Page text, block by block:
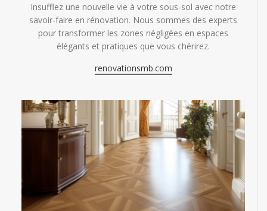
Insufflez une nouvelle vie à votre sous-sol avec notre
savoir-faire en rénovation. Nous sommes des experts
pour transformer les zones négligées en espaces
élégants et pratiques que vous chérirez.
renovationsmb.com